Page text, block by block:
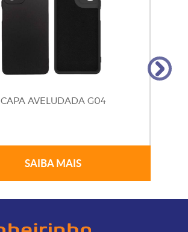
CAPA AVELUDADA G04
SAIBA MAIS